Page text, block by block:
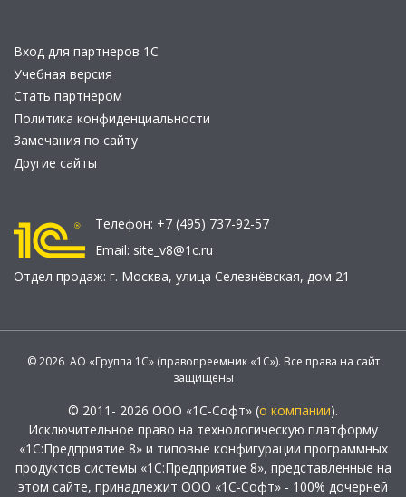
Вход для партнеров 1С
Учебная версия
Стать партнером
Политика конфиденциальности
Замечания по сайту
Другие сайты
Телефон: +7 (495) 737-92-57
Email: site_v8@1c.ru
Отдел продаж: г. Москва, улица Селезнёвская, дом 21
© 2026 АО «Группа 1С» (правопреемник «1С»). Все права на сайт
защищены
© 2011- 2026 ООО «1С-Софт» (о компании).
Исключительное право на технологическую платформу
«1С:Предприятие 8» и типовые конфигурации программных
продуктов системы «1С:Предприятие 8», представленные на
этом сайте, принадлежит ООО «1С-Софт» - 100% дочерней